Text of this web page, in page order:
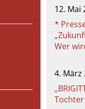
12. Mai
*
Wer
4. März